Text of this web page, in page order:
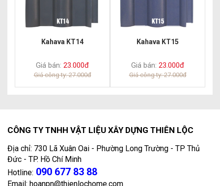
Kahava KT14
Giá bán: 23.000đ
Giá công ty: 27.000đ
Kahava KT15
Giá bán: 23.000đ
Giá công ty: 27.000đ
CÔNG TY TNHH VẬT LIỆU XÂY DỰNG THIÊN LỘC
Địa chỉ: 730 Lã Xuân Oai - Phường Long Trường - TP Thủ
Đức - TP. Hồ Chí Minh
Hotline: 090 677 83 88
Email: hoanpn@thienlochome.com